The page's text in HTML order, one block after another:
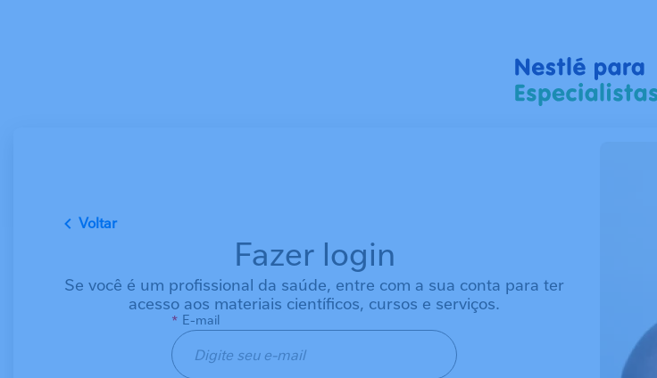
Voltar
Fazer login
Se você é um profissional da saúde, entre com a sua conta para ter
acesso aos materiais científicos, cursos e serviços.
E-mail